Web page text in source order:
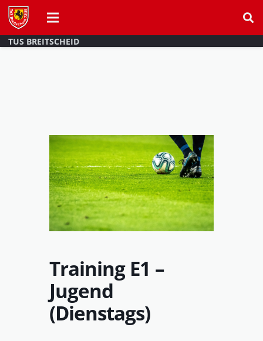
TUS BREITSCHEID
Training E1 –
Jugend
(Dienstags)